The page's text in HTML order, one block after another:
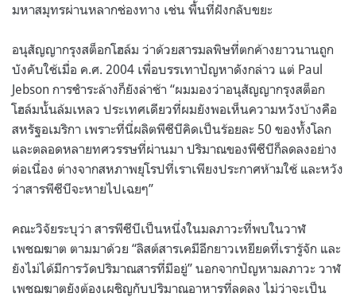
มหาสมุทรผ่านหลากช่องทาง เช่น พื้นที่ฝังกลับขยะ
อนุสัญญากรุงสต็อกโฮล์ม ว่าด้วยสารมลพิษที่ตกค้างยาวนานถูก
บังคับใช้เมื่อ ค.ศ. 2004 เพื่อบรรเทาปัญหาดังกล่าว แต่ Paul
Jebson การชำระล้างก็ยังล่าช้า “ผมมองว่าอนุสัญญากรุงสต็อก
โฮล์มนั้นล้มเหลว ประเทศเดียวที่ผมยังพอเห็นความหวังบ้างคือ
สหรัฐอเมริกา เพราะที่นี่ผลิตพีซีบีคิดเป็นร้อยละ 50 ของทั้งโลก
และตลอดหลายทศวรรษที่ผ่านมา ปริมาณของพีซีบีก็ลดลงอย่าง
ต่อเนื่อง ต่างจากสหภาพยุโรปที่เราเพียงประกาศห้ามใช้ และหวัง
ว่าสารพีซีบีจะหายไปเฉยๆ”
คณะวิจัยระบุว่า สารพีซีบีเป็นหนึ่งในมลภาวะที่พบในวาฬ
เพชฌฆาต ตามมาด้วย “ลิสต์สารเคมีอีกยาวเหยียดที่เรารู้จัก และ
ยังไม่ได้มีการวัดปริมาณสารที่มีอยู่” นอกจากปัญหามลภาวะ วาฬ
เพชฌฆาตยังต้องเผชิญกับปริมาณอาหารที่ลดลง ไม่ว่าจะเป็น